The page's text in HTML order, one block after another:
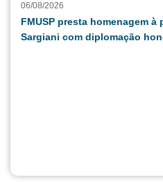
06/08/2026
FMUSP presta homenagem
Sargiani com diplomação